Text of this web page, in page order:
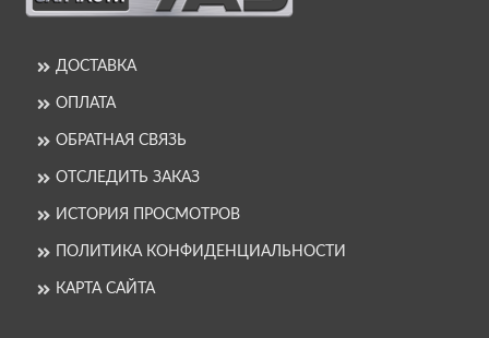
ДОСТАВКА
ОПЛАТА
ОБРАТНАЯ СВЯЗЬ
ОТСЛЕДИТЬ ЗАКАЗ
ИСТОРИЯ ПРОСМОТРОВ
ПОЛИТИКА КОНФИДЕНЦИАЛЬНОСТИ
КАРТА САЙТА